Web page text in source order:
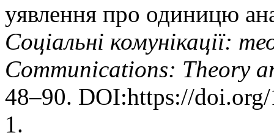
уявлення про одиницю
Соціальні комунікації:
Communications: Theory
48–90. DOI:https://
1.